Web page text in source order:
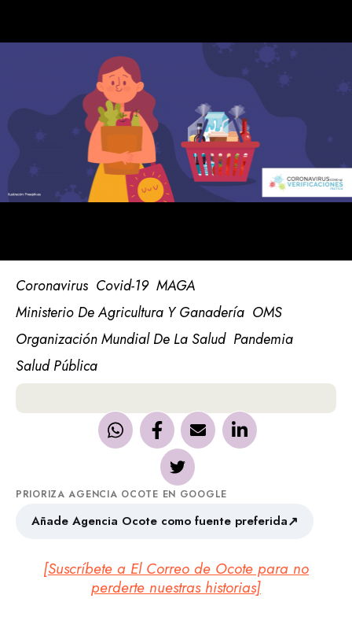
Coronavirus Covid-19 MAGA
Ministerio De Agricultura Y Ganadería OMS
Organización Mundial De La Salud Pandemia
Salud Pública
PRIORIZA AGENCIA OCOTE EN GOOGLE
Añade Agencia Ocote como fuente preferida↗
[Suscríbete a El Correo de Ocote para no
perderte nuestras historias]